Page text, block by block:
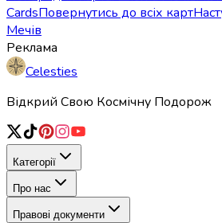
CardsПовернутись до всіх карт
Мечів
Реклама
Celesties
Відкрий Свою Космічну Подорож
Категорії
Про нас
Правові документи